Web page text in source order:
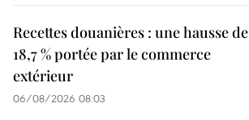
Recettes douanières : une hausse de
18,7 % portée par le commerce
extérieur
06/08/2026 08:03